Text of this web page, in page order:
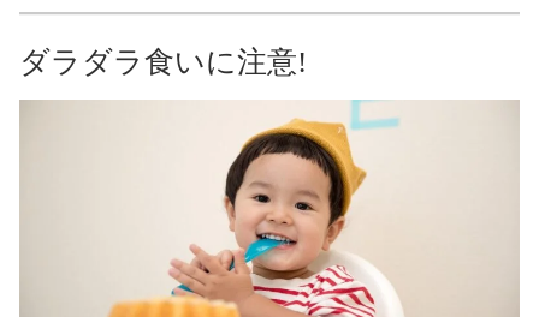
ダラダラ食いに注意!